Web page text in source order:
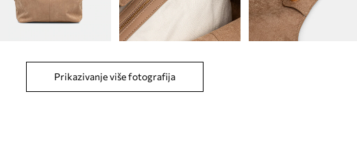
Prikazivanje više fotografija